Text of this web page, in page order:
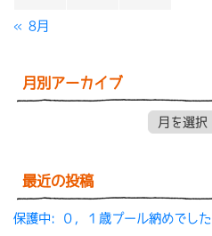
« 8月
月別アーカイブ
最近の投稿
保護中: ０，１歳プール納めでした